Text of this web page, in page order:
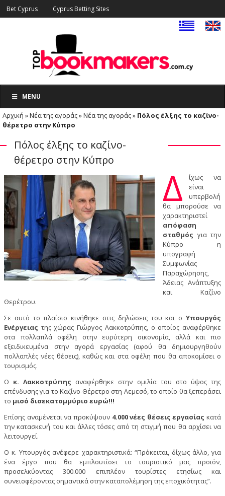
Bet Cyprus Cyprus Betting Sites
MENU
Αρχική »Νέα της αγοράς»Νέα της αγοράς» Πόλος έλξης το καζίνο-
θέρετρο στην Κύπρο
Πόλος έλξης το καζίνο-
θέρετρο στην Κύπρο
Δ
ίχως να
είναι
υπερβολή
θα μπορούσε να
χαρακτηριστεί
απόφαση
σταθμός για την
Κύπρο η
υπογραφή
Συμφωνίας
Παραχώρησης,
Άδειας Ανάπτυξης
και Καζίνο
Θερέτρου.
Σε αυτό το πλαίσιο κινήθηκε στις δηλώσεις του και ο Υπουργός
Ενέργειας της χώρας Γιώργος Λακκοτρύπης, ο οποίος αναφέρθηκε
στα πολλαπλά οφέλη στην ευρύτερη οικονομία, αλλά και πιο
εξειδικευμένα στην αγορά εργασίας (αφού θα δημιουργηθούν
πολλαπλές νέες θέσεις), καθώς και στα οφέλη που θα αποκομίσει ο
τουρισμός.
Ο κ. Λακκοτρύπης αναφέρθηκε στην ομιλία του στο ύψος της
επένδυσης για το Καζίνο-Θέρετρο στη Λεμεσό, το οποίο θα ξεπεράσει
το μισό δισεκατομμύριο ευρώ!!!
Επίσης αναμένεται να προκύψουν 4.000 νέες θέσεις εργασίας κατά
την κατασκευή του και άλλες τόσες από τη στιγμή που θα αρχίσει να
λειτουργεί.
Ο κ. Υπουργός ανέφερε χαρακτηριστικά: “Πρόκειται, δίχως άλλο, για
ένα έργο που θα εμπλουτίσει το τουριστικό μας προϊόν,
προσελκύοντας 300.000 επιπλέον τουρίστες ετησίως και
συνεισφέροντας σημαντικά στην καταπολέμηση της εποχικότητας”.